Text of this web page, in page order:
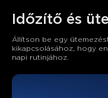
Időzítő és
Állítson be egy
kikapcsolásához, hogy
napi rutinjához.